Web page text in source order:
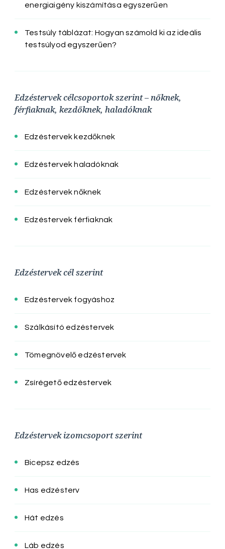
energiaigény kiszámítása egyszerűen
Testsúly táblázat: Hogyan számold ki az ideális
testsúlyod egyszerűen?
Edzéstervek célcsoportok szerint – nőknek,
férfiaknak, kezdőknek, haladóknak
Edzéstervek kezdőknek
Edzéstervek haladóknak
Edzéstervek nőknek
Edzéstervek férfiaknak
Edzéstervek cél szerint
Edzéstervek fogyáshoz
Szálkásító edzéstervek
Tömegnövelő edzéstervek
Zsírégető edzéstervek
Edzéstervek izomcsoport szerint
Bicepsz edzés
Has edzésterv
Hát edzés
Láb edzés